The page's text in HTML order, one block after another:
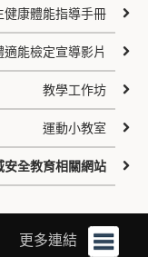
健康體能指導手冊
能檢定宣導影片
教學工作坊
運動小教室
安全教育相關網站
更多連結